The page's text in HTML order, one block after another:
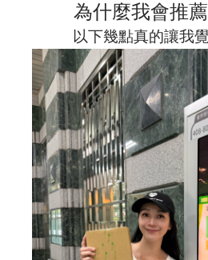
為什麼我會推薦
以下幾點真的讓我